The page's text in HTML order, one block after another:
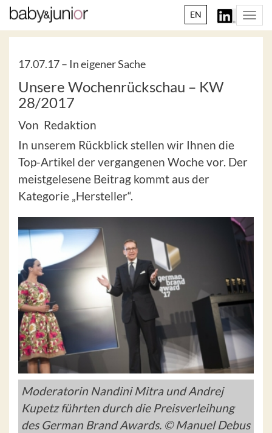
EN
17.07.17 – In eigener Sache
Unsere Wochenrückschau – KW
28/2017
Von Redaktion
In unserem Rückblick stellen wir Ihnen die
Top-Artikel der vergangenen Woche vor. Der
meistgelesene Beitrag kommt aus der
Kategorie „Hersteller“.
Moderatorin Nandini Mitra und Andrej
Kupetz führten durch die Preisverleihung
des German Brand Awards. © Manuel Debus